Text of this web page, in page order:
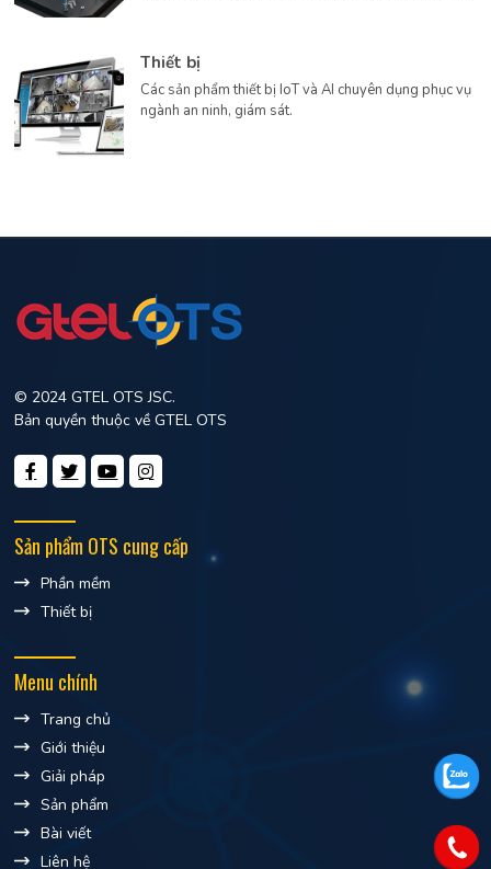
Thiết bị
Các sản phẩm thiết bị IoT và AI chuyên dụng phục vụ
ngành an ninh, giám sát.
© 2024 GTEL OTS JSC.
Bản quyền thuộc về GTEL OTS
Sản phẩm OTS cung cấp
Phần mềm
Thiết bị
Menu chính
Trang chủ
Giới thiệu
Giải pháp
Sản phẩm
Bài viết
Liên hệ